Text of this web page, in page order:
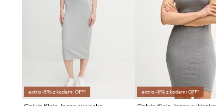
extra -5% z kodem: OFF* extra -5% z kodem: OFF*